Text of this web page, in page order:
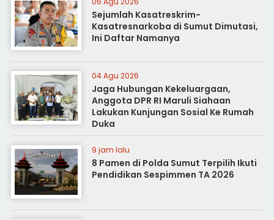
Sejumlah Kasatreskrim-
Kasatresnarkoba di Sumut Dimutasi,
Ini Daftar Namanya
04 Agu 2026
Jaga Hubungan Kekeluargaan,
Anggota DPR RI Maruli Siahaan
Lakukan Kunjungan Sosial Ke Rumah
Duka
9 jam lalu
8 Pamen di Polda Sumut Terpilih Ikuti
Pendidikan Sespimmen TA 2026